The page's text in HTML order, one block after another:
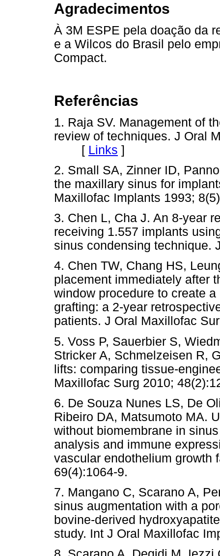
Agradecimentos
À 3M ESPE pela doação da
e a Wilcos do Brasil pelo
Compact.
Referências
1. Raja SV. Management of
review of techniques. J Oral
[ Links ]
2. Small SA, Zinner ID,
the maxillary sinus for
Maxillofac Implants 1993;
3. Chen L, Cha J. An 8-year
receiving 1.557 implants
sinus condensing technique.
4. Chen TW, Chang HS,
placement immediately after
window procedure to create
grafting: a 2-year
patients. J Oral Maxillofac
5. Voss P, Sauerbier S,
Stricker A, Schmelzeisen R,
lifts: comparing tissue-
Maxillofac Surg 2010;
6. De Souza Nunes LS, De
Ribeiro DA, Matsumoto MA.
without biomembrane in
analysis and immune
vascular endothelium growth
69(4):1064-9.
7. Mangano C, Scarano A,
sinus augmentation with a
bovine-derived
study. Int J Oral Maxillofac